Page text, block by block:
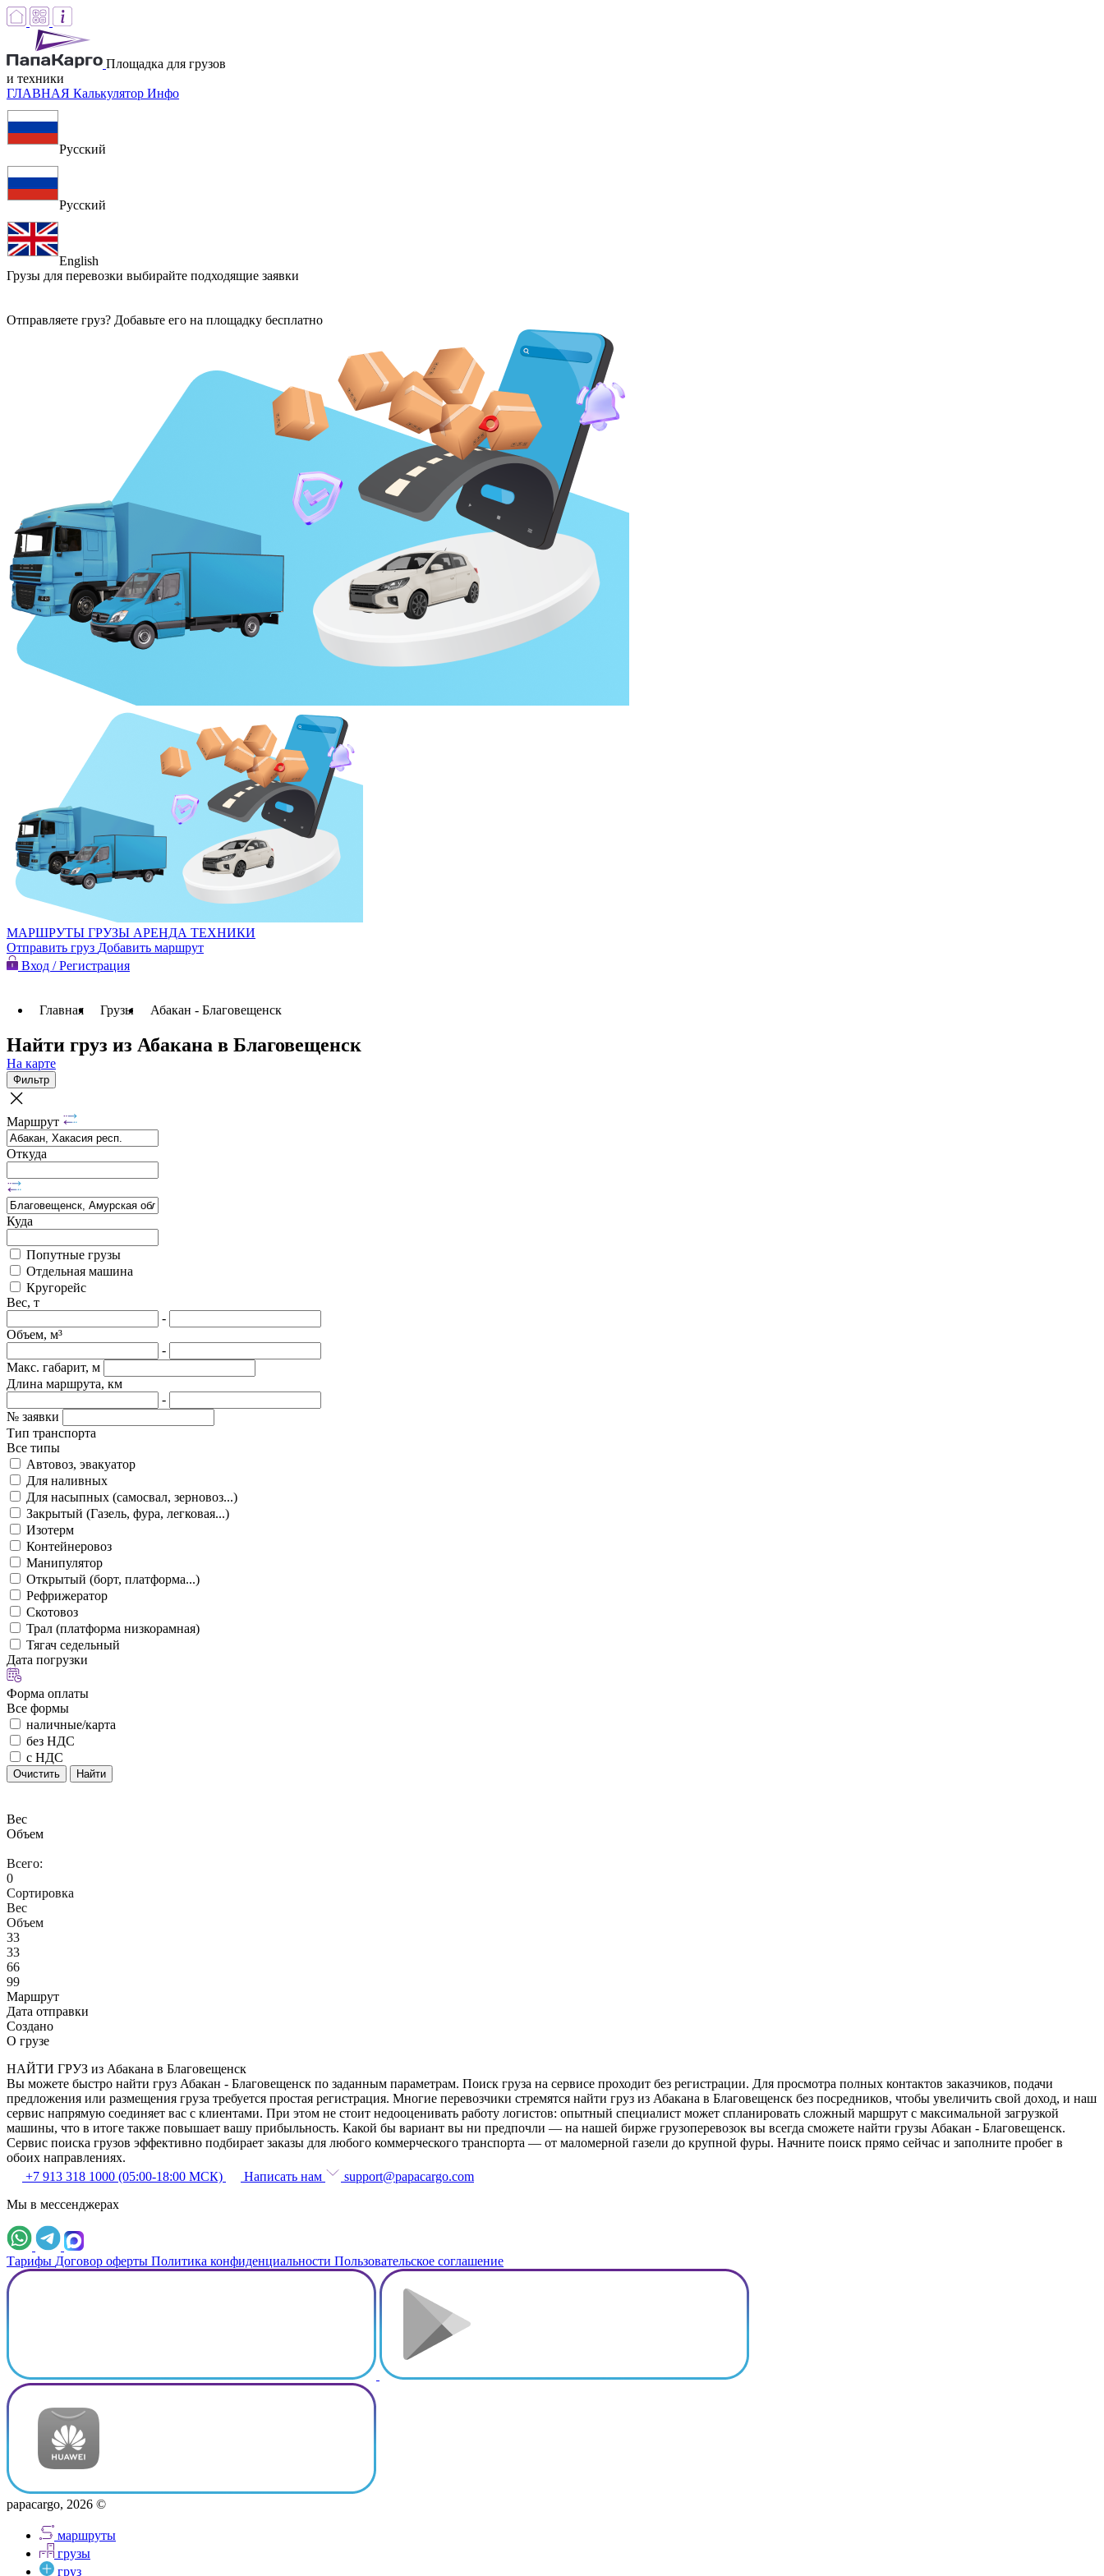
Площадка для грузов
и техники
ГЛАВНАЯ Калькулятор Инфо
Русский
Русский
English
Грузы для перевозки выбирайте подходящие заявки
Отправляете груз? Добавьте его на площадку бесплатно
МАРШРУТЫ ГРУЗЫ АРЕНДА ТЕХНИКИ
Отправить груз Добавить маршрут
Вход / Регистрация
Главная Грузы Абакан - Благовещенск
Найти груз из Абакана в Благовещенск
На карте
Фильтр
Маршрут
Откуда
Куда
Попутные грузы
Отдельная машина
Кругорейс
Вес, т
-
Объем, м³
-
Макс. габарит, м
Длина маршрута, км
-
№ заявки
Тип транспорта
Все типы
Автовоз, эвакуатор
Для наливных
Для насыпных (самосвал, зерновоз...)
Закрытый (Газель, фура, легковая...)
Изотерм
Контейнеровоз
Манипулятор
Открытый (борт, платформа...)
Рефрижератор
Скотовоз
Трал (платформа низкорамная)
Тягач седельный
Дата погрузки
Форма оплаты
Все формы
наличные/карта
без НДС
с НДС
Очистить Найти
Вес
Объем
Всего:
0
Сортировка
Вес
Объем
33
33
66
99
Маршрут
Дата отправки
Создано
О грузе
НАЙТИ ГРУЗ из Абакана в Благовещенск
Вы можете быстро найти груз Абакан - Благовещенск по заданным параметрам. Поиск груза на сервисе проходит без регистрации. Для просмотра полных контактов заказчиков, подачи
предложения или размещения груза требуется простая регистрация. Многие перевозчики стремятся найти груз из Абакана в Благовещенск без посредников, чтобы увеличить свой доход, и наш
сервис напрямую соединяет вас с клиентами. При этом не стоит недооценивать работу логистов: опытный специалист может спланировать сложный маршрут с максимальной загрузкой
машины, что в итоге также повышает вашу прибыльность. Какой бы вариант вы ни предпочли — на нашей бирже грузоперевозок вы всегда сможете найти грузы Абакан - Благовещенск.
Сервис поиска грузов эффективно подбирает заказы для любого коммерческого транспорта — от маломерной газели до крупной фуры. Начните поиск прямо сейчас и заполните пробег в
обоих направлениях.
+7 913 318 1000 (05:00-18:00 МСК)
Написать нам
support@papacargo.com
Мы в мессенджерах
Тарифы Договор оферты Политика конфиденциальности Пользовательское соглашение
papacargo, 2026 ©
маршруты
грузы
груз